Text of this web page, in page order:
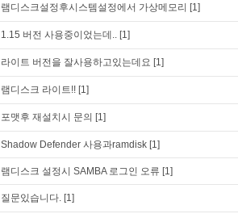
램디스크설정후시스템설정에서 가상메모리 [1]
1.15 버전 사용중이었는데.. [1]
라이트 버전을 잘사용하고있는데요 [1]
램디스크 라이트!! [1]
포맷후 재설치시 문의 [1]
Shadow Defender 사용과ramdisk [1]
램디스크 설정시 SAMBA 로그인 오류 [1]
질문있습니다. [1]